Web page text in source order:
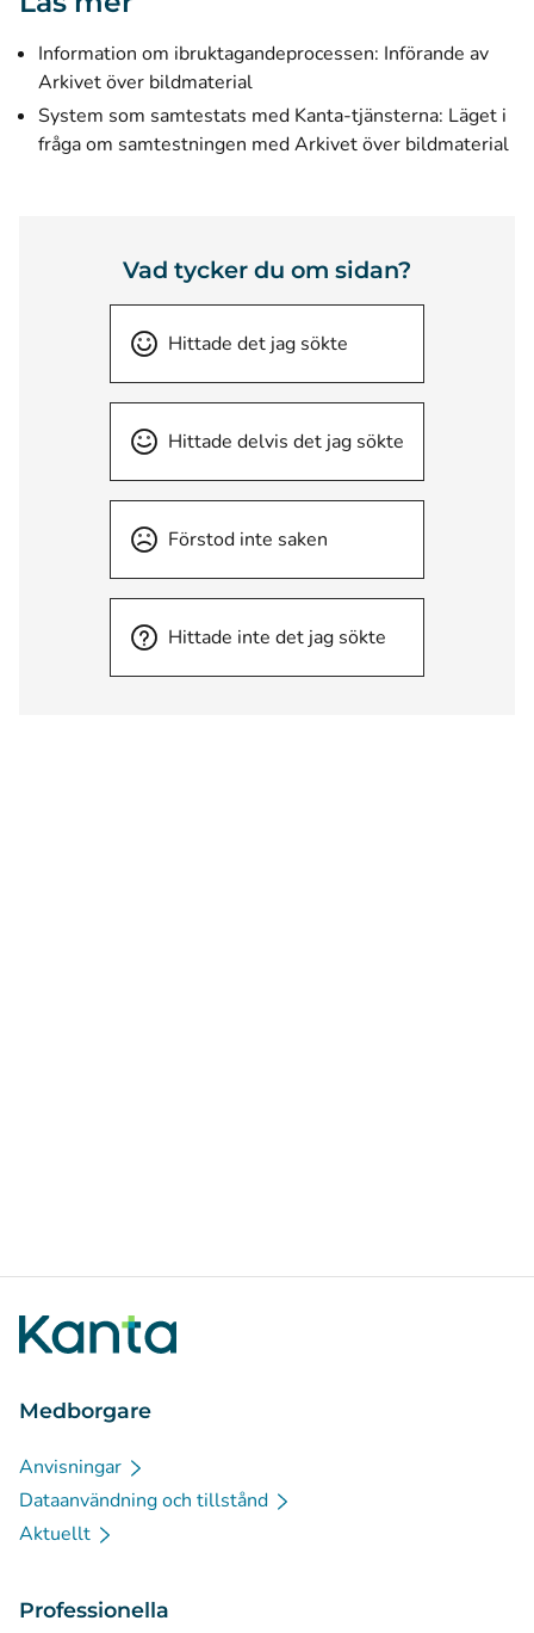
Information om ibruktagandeprocessen: Införande av
Arkivet över bildmaterial
System som samtestats med Kanta-tjänsterna: Läget i
fråga om samtestningen med Arkivet över bildmaterial
Vad tycker du om sidan?
Hittade det jag sökte
Hittade delvis det jag sökte
Förstod inte saken
Hittade inte det jag sökte
Medborgare
Anvisningar
Dataanvändning och tillstånd
Aktuellt
Professionella